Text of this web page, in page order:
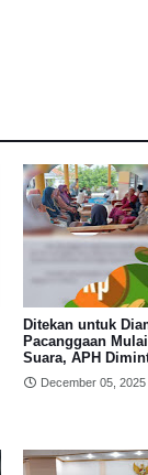
Ditekan untuk
Pacanggaan
Suara, APH
December 05, 2025